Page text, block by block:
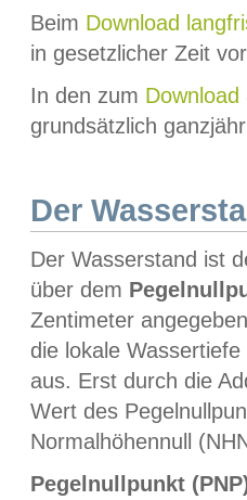
Beim Download
in gesetzlicher Zeit
In den zum Download
grundsätzlich
Der
Der Wasserstand ist
über dem
Zentimeter
die lokale
aus. Erst durch die
Wert des
Normalhöhennull
Pegelnullpunkt